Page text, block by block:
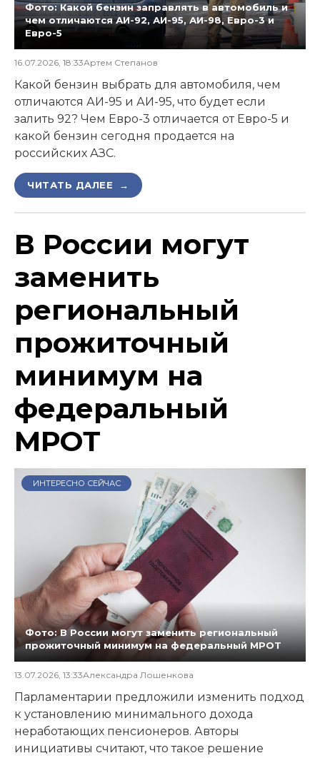
Фото: Какой бензин заправлять в автомобиль и
чем отличаются АИ-92, АИ-95, АИ-98, Евро-3 и
Евро-5
16.07.2026, 18:33Артем Степанов
Какой бензин выбрать для автомобиля, чем
отличаются АИ-95 и АИ-95, что будет если
залить 92? Чем Евро-3 отличается от Евро-5 и
какой бензин сегодня продается на
российских АЗС.
ЧИТАТЬ ДАЛЕЕ →
В России могут
заменить
региональный
прожиточный
минимум на
федеральный
МРОТ
ИНТЕРЕСНО СЕЙЧАС
Фото: В России могут заменить региональный
прожиточный минимум на федеральный МРОТ
13.07.2026, 13:33Александра Лошенкова
Парламентарии предложили изменить подход
к установлению минимального дохода
неработающих пенсионеров. Авторы
инициативы считают, что такое решение